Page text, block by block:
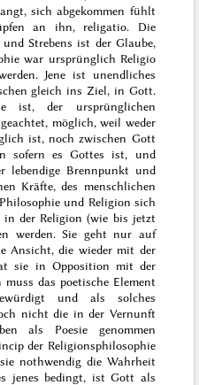
sich abgekommen fühlt
an ihn, religatio. Die
Strebens ist der Glaube,
war ursprünglich Religio
Jene ist unendliches
gleich ins Ziel, in Gott.
ist, der ursprünglichen
möglich, weil weder
ist, noch zwischen Gott
sofern es Gottes ist, und
lebendige Brennpunkt und
Kräfte, des menschlichen
und Religion sich
der Religion (wie bis jetzt
werden. Sie geht nur auf
Ansicht, die wieder mit der
sie in Opposition mit der
das poetische Element
und als solches
nicht die in der Vernunft
als Poesie genommen
der Religionsphilosophie
nothwendig die Wahrheit
jenes bedingt, ist Gott als